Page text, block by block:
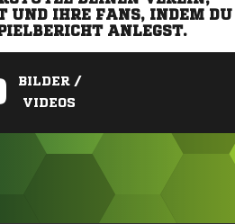
UND IHRE FANS, INDEM DU
ANLEGST.
BILDER /
VIDEOS